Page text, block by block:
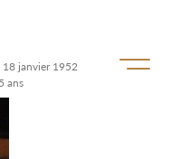
Ouvrir/
18 janvier 1952
ans